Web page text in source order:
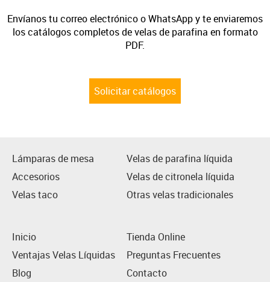
Envíanos tu correo electrónico o WhatsApp y te enviaremos
los catálogos completos de velas de parafina en formato
PDF.
Solicitar catálogos
Lámparas de mesa
Velas de parafina líquida
Accesorios
Velas de citronela líquida
Velas taco
Otras velas tradicionales
Inicio
Tienda Online
Ventajas Velas Líquidas
Preguntas Frecuentes
Blog
Contacto